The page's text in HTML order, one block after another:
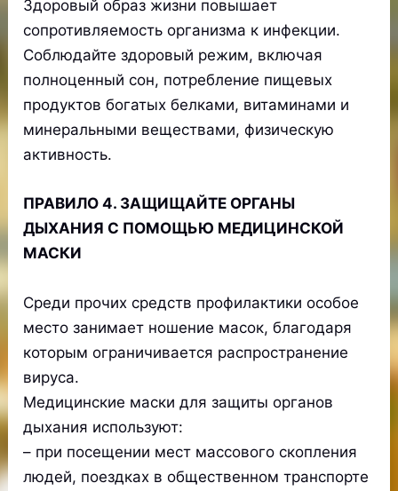
Здоровый образ жизни повышает
сопротивляемость организма к инфекции.
Соблюдайте здоровый режим, включая
полноценный сон, потребление пищевых
продуктов богатых белками, витаминами и
минеральными веществами, физическую
активность.
ПРАВИЛО 4. ЗАЩИЩАЙТЕ ОРГАНЫ
ДЫХАНИЯ С ПОМОЩЬЮ МЕДИЦИНСКОЙ
МАСКИ
Среди прочих средств профилактики особое
место занимает ношение масок, благодаря
которым ограничивается распространение
вируса.
Медицинские маски для защиты органов
дыхания используют:
– при посещении мест массового скопления
людей, поездках в общественном транспорте